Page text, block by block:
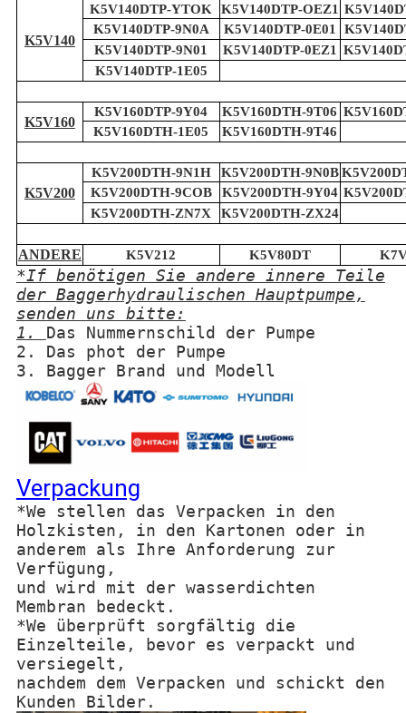
K5V140
K5V140DTP-YTOK K5V140DTP-OEZ1
K5V140DTP-9N0A
K5V140DTP-0E01
K5V140DTP-9N01
K5V140DTP-0EZ1
K5V140DTP-1E05
K5V160
K5V160DTP-9Y04 K5V160DTH-9T06
K5V160DTH-1E05
K5V160DTH-9T46
K5V200
K5V200DTH-9N1H K5V200DTH-9N0B
K5V200DTH-9COB
K5V200DTH-9Y04
K5V200DTH-ZN7X
K5V200DTH-ZX24
ANDERE K5V212 K5V80DT
*If benötigen Sie andere innere Teile
der Baggerhydraulischen Hauptpumpe,
senden uns bitte:
1. Das Nummernschild der Pumpe
2. Das phot der Pumpe
3. Bagger Brand und Modell
Verpackung
*We stellen das Verpacken in den
Holzkisten, in den Kartonen oder in
anderem als Ihre Anforderung zur
Verfügung,
und wird mit der wasserdichten
Membran bedeckt.
*We überprüft sorgfältig die
Einzelteile, bevor es verpackt und
versiegelt,
nachdem dem Verpacken und schickt den
Kunden Bilder.